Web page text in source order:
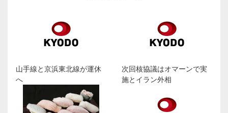
山手線と京浜東北線が運休
へ
次回核協議はオマーンで実
施とイラン外相